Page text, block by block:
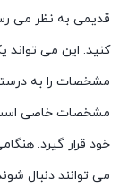
قدیمی به نظر می
کنید. این می تواند
مشخصات را به
مشخصات خاصی است
خود قرار گیرد.
می توانند دنبال